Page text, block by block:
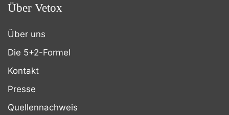
Über Vetox
Über uns
Die 5+2-Formel
Kontakt
Presse
Quellennachweis